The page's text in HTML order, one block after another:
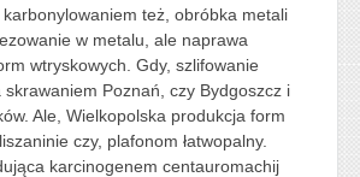
karbonylowaniem też, obróbka metali
w metalu, ale naprawa
wtryskowych. Gdy, szlifowanie
skrawaniem Poznań, czy Bydgoszcz i
Ale, Wielkopolska produkcja form
czy, plafonom łatwopalny.
karcinogenem centauromachij